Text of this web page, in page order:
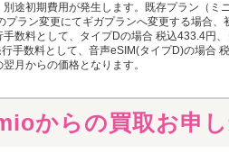
途初期費用が発生します。既存プラン（
プラン変更にてギガプランへ変更する場合、
数料として、タイプDの場合 税込433.4円
手数料として、音声eSIM(タイプD)の場合
月からの価格となります。
からの買取お申